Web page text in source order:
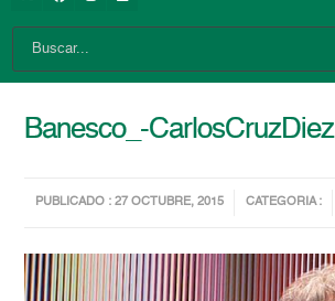
Banesco_-CarlosCruzDiez
PUBLICADO : 27 OCTUBRE, 2015 CATEGORIA :